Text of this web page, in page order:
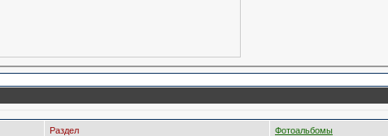
Раздел Фотоальбомы